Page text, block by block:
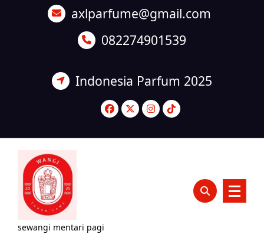
axlparfume@gmail.com
082274901539
Indonesia Parfum 2025
sewangi mentari pagi